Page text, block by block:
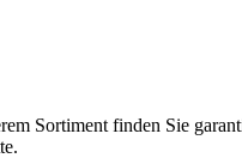
Sortiment finden Sie